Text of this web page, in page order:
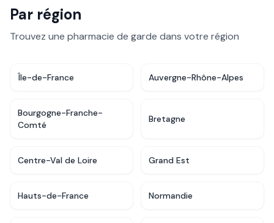
Par région
Trouvez une pharmacie de garde dans votre région
Île-de-France Auvergne-Rhône-Alpes
Bourgogne-Franche-
Comté
Bretagne
Centre-Val de Loire Grand Est
Hauts-de-France Normandie